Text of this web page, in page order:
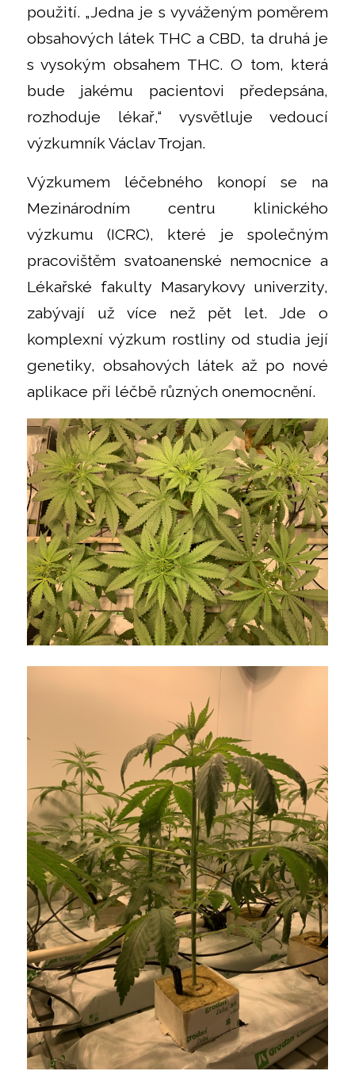
použití. „Jedna je s vyváženým poměrem
obsahových látek THC a CBD, ta druhá je
s vysokým obsahem THC. O tom, která
bude jakému pacientovi předepsána,
rozhoduje lékař,“ vysvětluje vedoucí
výzkumník Václav Trojan.
Výzkumem léčebného konopí se na
Mezinárodním centru klinického
výzkumu (ICRC), které je společným
pracovištěm svatoanenské nemocnice a
Lékařské fakulty Masarykovy univerzity,
zabývají už více než pět let. Jde o
komplexní výzkum rostliny od studia její
genetiky, obsahových látek až po nové
aplikace při léčbě různých onemocnění.